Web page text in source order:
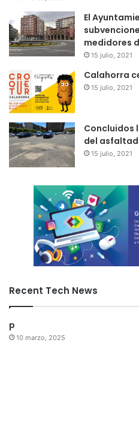
El
medidores
15 julio, 2021
Calahorra
15 julio, 2021
Concluidos
del
15 julio, 2021
Recent Tech News
p
10 marzo, 2025